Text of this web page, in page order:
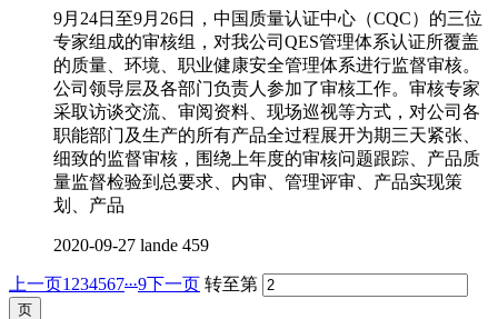
9月24日至9月26日，中国质量认证中心（CQC）的三位
专家组成的审核组，对我公司QES管理体系认证所覆盖
的质量、环境、职业健康安全管理体系进行监督审核。
公司领导层及各部门负责人参加了审核工作。审核专家
采取访谈交流、审阅资料、现场巡视等方式，对公司各
职能部门及生产的所有产品全过程展开为期三天紧张、
细致的监督审核，围绕上年度的审核问题跟踪、产品质
量监督检验到总要求、内审、管理评审、产品实现策
划、产品
2020-09-27 lande 459
上一页1 234567...9下一页 转至第